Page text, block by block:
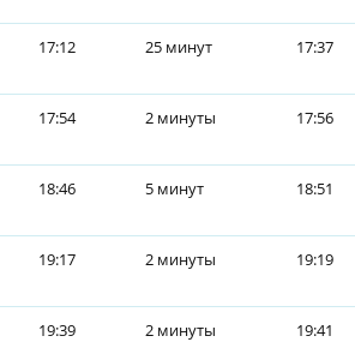
17:12 25 минут 17:37
17:54 2 минуты 17:56
18:46 5 минут 18:51
19:17 2 минуты 19:19
19:39 2 минуты 19:41